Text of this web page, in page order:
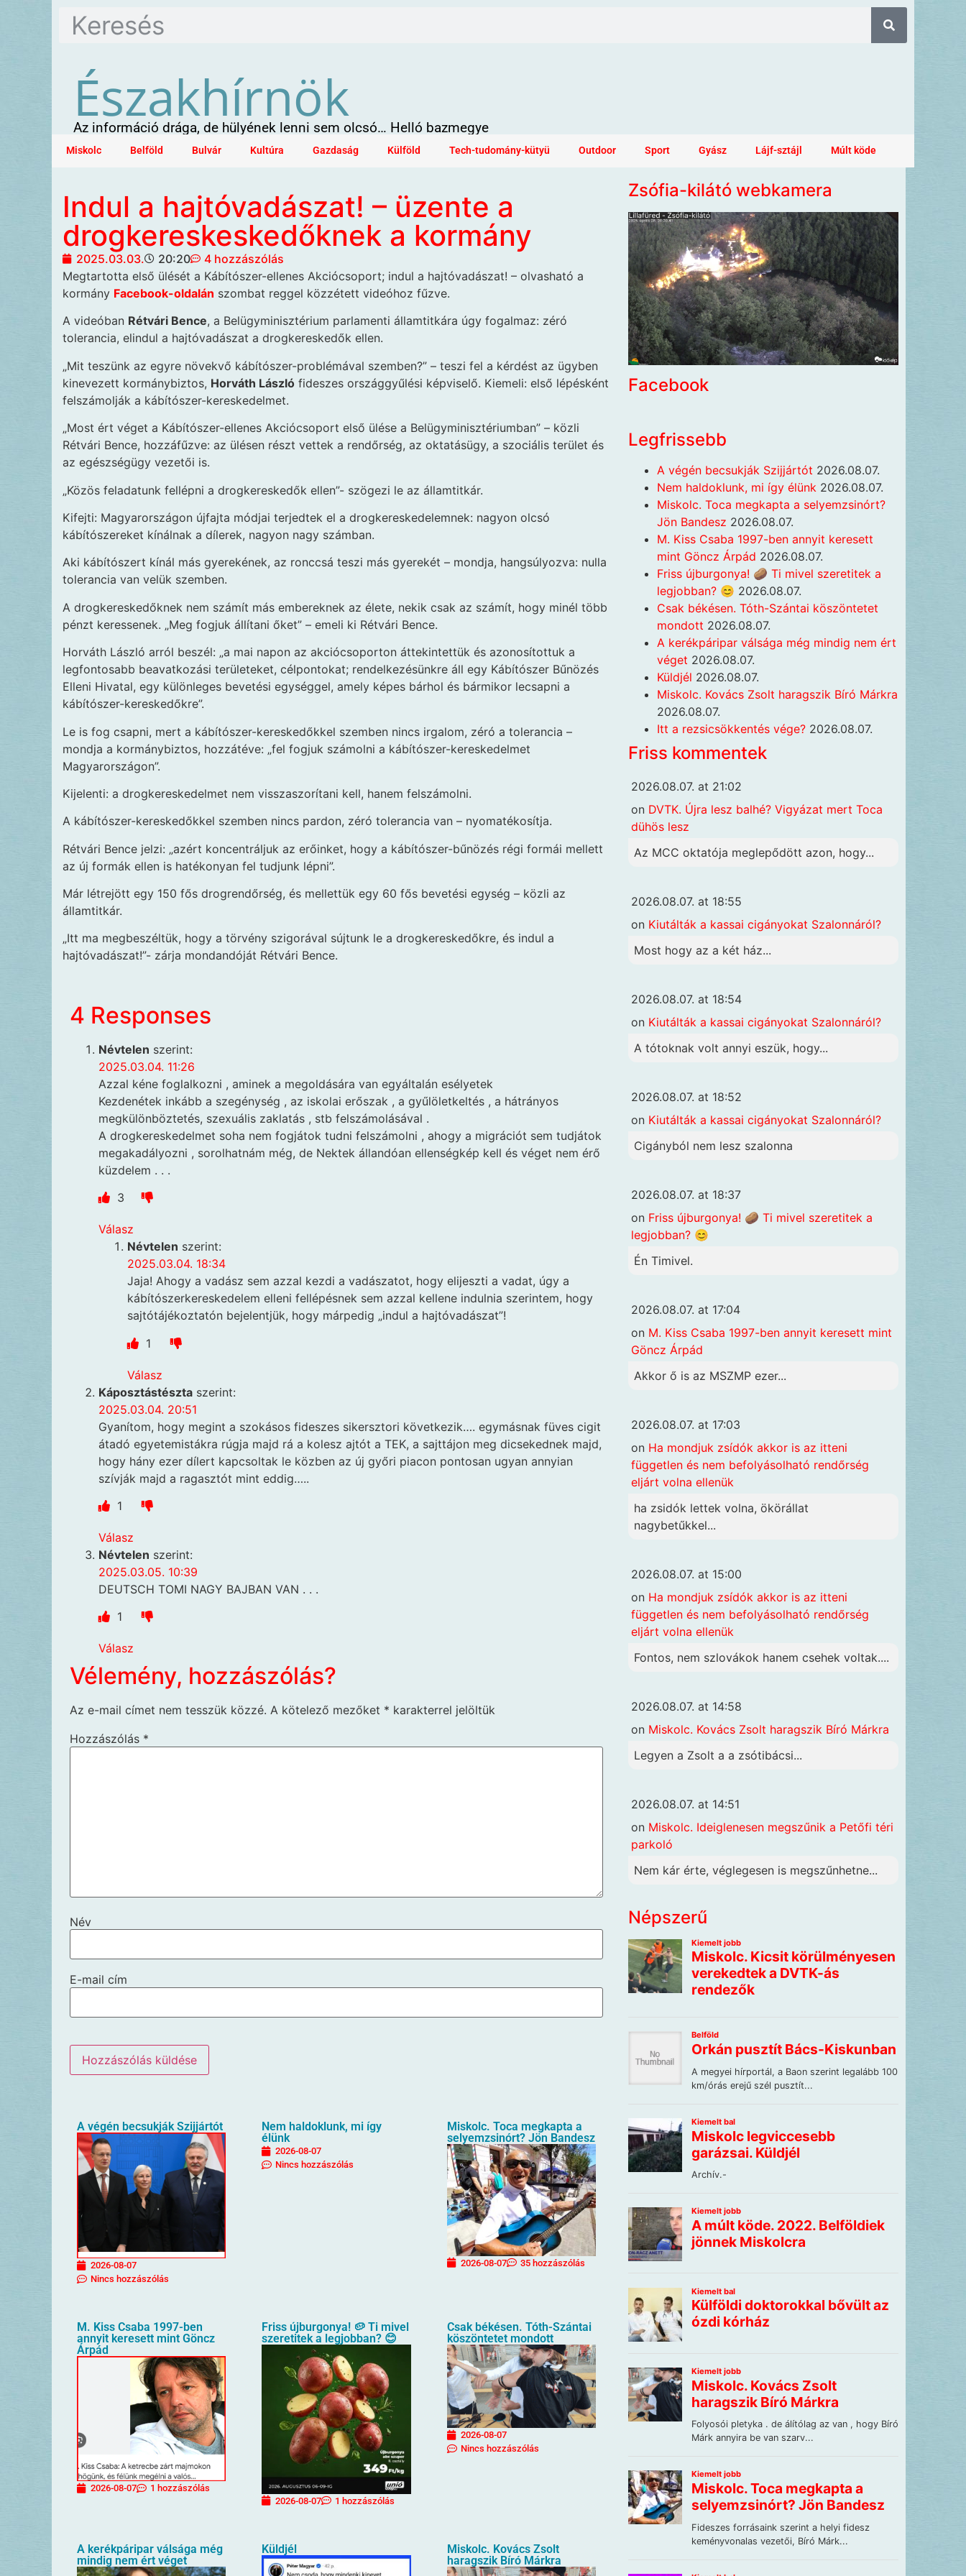
Északhírnök
Az információ drága, de hülyének lenni sem olcsó… Helló bazmegye
Miskolc Belföld Bulvár Kultúra Gazdaság Külföld Tech-tudomány-kütyü Outdoor Sport Gyász Lájf-sztájl Múlt köde
Indul a hajtóvadászat! – üzente a
drogkereskeskedőknek a kormány
2025.03.03. 20:20
4 hozzászólás
Megtartotta első ülését a Kábítószer-ellenes Akciócsoport; indul a hajtóvadászat! – olvasható a
kormány Facebook-oldalán szombat reggel közzétett videóhoz fűzve.
A videóban Rétvári Bence, a Belügyminisztérium parlamenti államtitkára úgy fogalmaz: zéró
tolerancia, elindul a hajtóvadászat a drogkereskedők ellen.
„Mit teszünk az egyre növekvő kábítószer-problémával szemben?” – teszi fel a kérdést az ügyben
kinevezett kormánybiztos, Horváth László fideszes országgyűlési képviselő. Kiemeli: első lépésként
felszámolják a kábítószer-kereskedelmet.
„Most ért véget a Kábítószer-ellenes Akciócsoport első ülése a Belügyminisztériumban” – közli
Rétvári Bence, hozzáfűzve: az ülésen részt vettek a rendőrség, az oktatásügy, a szociális terület és
az egészségügy vezetői is.
„Közös feladatunk fellépni a drogkereskedők ellen”- szögezi le az államtitkár.
Kifejti: Magyarországon újfajta módjai terjedtek el a drogkereskedelemnek: nagyon olcsó
kábítószereket kínálnak a dílerek, nagyon nagy számban.
Aki kábítószert kínál más gyerekének, az ronccsá teszi más gyerekét – mondja, hangsúlyozva: nulla
tolerancia van velük szemben.
A drogkereskedőknek nem számít más embereknek az élete, nekik csak az számít, hogy minél több
pénzt keressenek. „Meg fogjuk állítani őket” – emeli ki Rétvári Bence.
Horváth László arról beszél: „a mai napon az akciócsoporton áttekintettük és azonosítottuk a
legfontosabb beavatkozási területeket, célpontokat; rendelkezésünkre áll egy Kábítószer Bűnözés
Elleni Hivatal, egy különleges bevetési egységgel, amely képes bárhol és bármikor lecsapni a
kábítószer-kereskedőkre”.
Le is fog csapni, mert a kábítószer-kereskedőkkel szemben nincs irgalom, zéró a tolerancia –
mondja a kormánybiztos, hozzátéve: „fel fogjuk számolni a kábítószer-kereskedelmet
Magyarországon”.
Kijelenti: a drogkereskedelmet nem visszaszorítani kell, hanem felszámolni.
A kábítószer-kereskedőkkel szemben nincs pardon, zéró tolerancia van – nyomatékosítja.
Rétvári Bence jelzi: „azért koncentráljuk az erőinket, hogy a kábítószer-bűnözés régi formái mellett
az új formák ellen is hatékonyan fel tudjunk lépni”.
Már létrejött egy 150 fős drogrendőrség, és mellettük egy 60 fős bevetési egység – közli az
államtitkár.
„Itt ma megbeszéltük, hogy a törvény szigorával sújtunk le a drogkereskedőkre, és indul a
hajtóvadászat!”- zárja mondandóját Rétvári Bence.
4 Responses
Névtelen szerint:
2025.03.04. 11:26
Azzal kéne foglalkozni , aminek a megoldására van egyáltalán esélyetek
Kezdenétek inkább a szegénység , az iskolai erőszak , a gyűlöletkeltés , a hátrányos
megkülönböztetés, szexuális zaklatás , stb felszámolásával .
A drogkereskedelmet soha nem fogjátok tudni felszámolni , ahogy a migrációt sem tudjátok
megakadályozni , sorolhatnám még, de Nektek állandóan ellenségkép kell és véget nem érő
küzdelem . . .
3
Válasz
Névtelen szerint:
2025.03.04. 18:34
Jaja! Ahogy a vadász sem azzal kezdi a vadászatot, hogy elijeszti a vadat, úgy a
kábítószerkereskedelem elleni fellépésnek sem azzal kellene indulnia szerintem, hogy
sajtótájékoztatón bejelentjük, hogy márpedig „indul a hajtóvadászat”!
1
Válasz
Káposztástészta szerint:
2025.03.04. 20:51
Gyanítom, hogy megint a szokásos fideszes sikersztori következik…. egymásnak füves cigit
átadó egyetemistákra rúgja majd rá a kolesz ajtót a TEK, a sajttájon meg dicsekednek majd,
hogy hány ezer dílert kapcsoltak le közben az új győri piacon pontosan ugyan annyian
szívják majd a ragasztót mint eddig…..
1
Válasz
Névtelen szerint:
2025.03.05. 10:39
DEUTSCH TOMI NAGY BAJBAN VAN . . .
1
Válasz
Vélemény, hozzászólás?
Az e-mail címet nem tesszük közzé. A kötelező mezőket * karakterrel jelöltük
Hozzászólás *
Név
E-mail cím
A végén becsukják Szijjártót
2026-08-07
Nincs hozzászólás
Nem haldoklunk, mi így
élünk
2026-08-07
Nincs hozzászólás
Miskolc. Toca megkapta a
selyemzsinórt? Jön Bandesz
2026-08-07 35 hozzászólás
M. Kiss Csaba 1997-ben
annyit keresett mint Göncz
Árpád
2026-08-07 1 hozzászólás
Friss újburgonya! 🥔 Ti mivel
szeretitek a legjobban? 😊
2026-08-07 1 hozzászólás
Csak békésen. Tóth-Szántai
köszöntetet mondott
2026-08-07
Nincs hozzászólás
A kerékpáripar válsága még
mindig nem ért véget
Küldjél
Miskolc. Kovács Zsolt
haragszik Bíró Márkra
Zsófia-kilátó webkamera
Facebook
Legfrissebb
A végén becsukják Szijjártót 2026.08.07.
Nem haldoklunk, mi így élünk 2026.08.07.
Miskolc. Toca megkapta a selyemzsinórt?
Jön Bandesz 2026.08.07.
M. Kiss Csaba 1997-ben annyit keresett
mint Göncz Árpád 2026.08.07.
Friss újburgonya! 🥔 Ti mivel szeretitek a
legjobban? 😊 2026.08.07.
Csak békésen. Tóth-Szántai köszöntetet
mondott 2026.08.07.
A kerékpáripar válsága még mindig nem ért
véget 2026.08.07.
Küldjél 2026.08.07.
Miskolc. Kovács Zsolt haragszik Bíró Márkra
2026.08.07.
Itt a rezsicsökkentés vége? 2026.08.07.
Friss kommentek
2026.08.07. at 21:02
on DVTK. Újra lesz balhé? Vigyázat mert Toca
dühös lesz
Az MCC oktatója meglepődött azon, hogy...
2026.08.07. at 18:55
on Kiutálták a kassai cigányokat Szalonnáról?
Most hogy az a két ház...
2026.08.07. at 18:54
on Kiutálták a kassai cigányokat Szalonnáról?
A tótoknak volt annyi eszük, hogy...
2026.08.07. at 18:52
on Kiutálták a kassai cigányokat Szalonnáról?
Cigányból nem lesz szalonna
2026.08.07. at 18:37
on Friss újburgonya! 🥔 Ti mivel szeretitek a
legjobban? 😊
Én Timivel.
2026.08.07. at 17:04
on M. Kiss Csaba 1997-ben annyit keresett mint
Göncz Árpád
Akkor ő is az MSZMP ezer...
2026.08.07. at 17:03
on Ha mondjuk zsídók akkor is az itteni
független és nem befolyásolható rendőrség
eljárt volna ellenük
ha zsidók lettek volna, ökörállat
nagybetűkkel...
2026.08.07. at 15:00
on Ha mondjuk zsídók akkor is az itteni
független és nem befolyásolható rendőrség
eljárt volna ellenük
Fontos, nem szlovákok hanem csehek voltak....
2026.08.07. at 14:58
on Miskolc. Kovács Zsolt haragszik Bíró Márkra
Legyen a Zsolt a a zsótibácsi...
2026.08.07. at 14:51
on Miskolc. Ideiglenesen megszűnik a Petőfi téri
parkoló
Nem kár érte, véglegesen is megszűnhetne...
Népszerű